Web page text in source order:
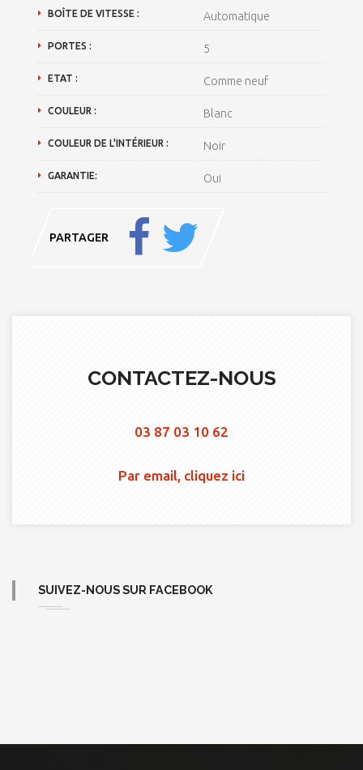
BOÎTE DE VITESSE : Automatique
PORTES : 5
ETAT : Comme neuf
COULEUR : Blanc
COULEUR DE L'INTÉRIEUR : Noir
GARANTIE: Oui
PARTAGER
CONTACTEZ-NOUS
03 87 03 10 62
Par email, cliquez ici
SUIVEZ-NOUS SUR FACEBOOK